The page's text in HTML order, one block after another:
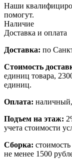
Наши
помогут.
Наличие
Доставка и оплата
Доставка: по
Стоимость
единиц товара,
единиц.
Оплата:
Подъем на этаж:
учета стоимости
Сборка:
не менее 1500